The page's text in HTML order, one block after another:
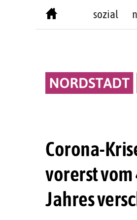
sozial
Corona-
vorerst vom
Jahres